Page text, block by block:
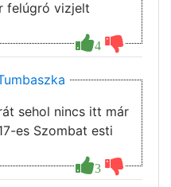
4
felúgró vizjelt
3
sehol nincs itt már
es Szombat esti